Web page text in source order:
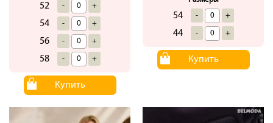
52 - +
54 - +
56 - +
58 - +
Купить
54 - +
44 - +
Купить